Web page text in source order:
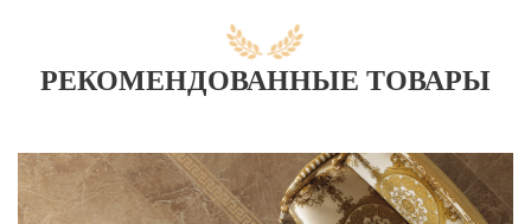
РЕКОМЕНДОВАННЫЕ ТОВАРЫ